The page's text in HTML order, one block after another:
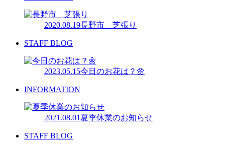
2020.08.19長野市 芝張り
STAFF BLOG
2023.05.15今日のお花は？🌼
INFORMATION
2021.08.01 夏季休業のお知らせ
STAFF BLOG